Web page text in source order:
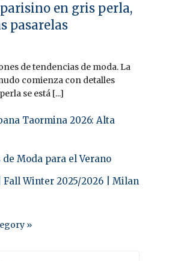
en gris perla,
pasarelas
de tendencias de moda. La
comienza con detalles
se está [...]
Taormina 2026: Alta
Moda para el Verano
Winter 2025/2026 | Milan
»